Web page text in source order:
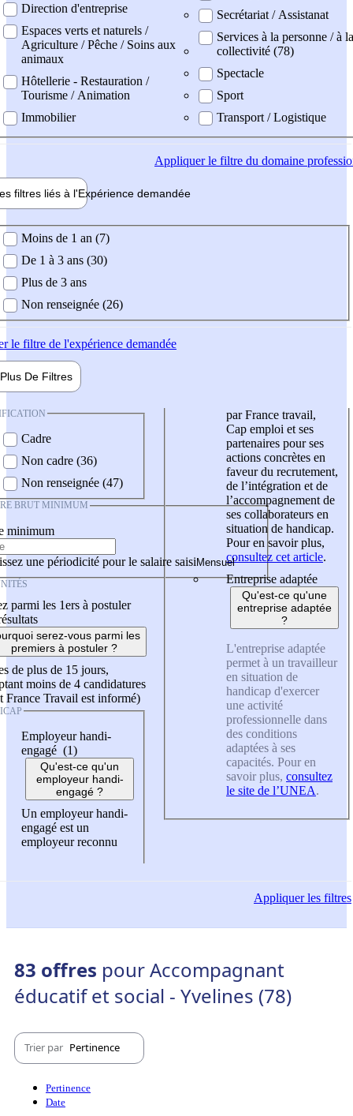
Direction d'entreprise
Espaces verts et naturels /
Agriculture / Pêche / Soins aux
animaux
Hôtellerie - Restauration /
Tourisme / Animation
Immobilier
Secrétariat / Assistanat
Services à la personne / à la
collectivité (78)
Spectacle
Sport
Transport / Logistique
Appliquerle filtre du domaine
filtres liés à l'Expérience demandée
demandée
Moins de 1 an (7)
De 1 à 3 ans (30)
Plus de 3 ans
Non renseignée (26)
le filtre de l'expérience demandée
Plus De Filtres
Cadre
Non cadre (36)
Non renseignée (47)
BRUT MINIMUM
minimum
une périodicité pour le salaire saisi
parmi les 1ers à postuler
serez-vous parmi les
premiers à postuler ?
de plus de 15 jours,
moins de 4 candidatures
France Travail est informé)
Employeur handi-
engagé (1)
Qu'est-ce qu'un
employeur handi-
engagé ?
Un employeur handi-
engagé est un
employeur reconnu
par France travail,
Cap emploi et ses
partenaires pour ses
actions concrètes en
faveur du recrutement,
de l’intégration et de
l’accompagnement de
ses collaborateurs en
situation de handicap.
Pour en savoir plus,
consultez cet article.
Entreprise adaptée
Qu'est-ce qu'une
entreprise adaptée
?
L'entreprise adaptée
permet à un travailleur
en situation de
handicap d'exercer
une activité
professionnelle dans
des conditions
adaptées à ses
capacités. Pour en
savoir plus, consultez
le site de l’UNEA.
Appliquerles filtres
83 offres pour Accompagnant
éducatif et social - Yvelines (78)
Trier par Pertinence
Pertinence
Date